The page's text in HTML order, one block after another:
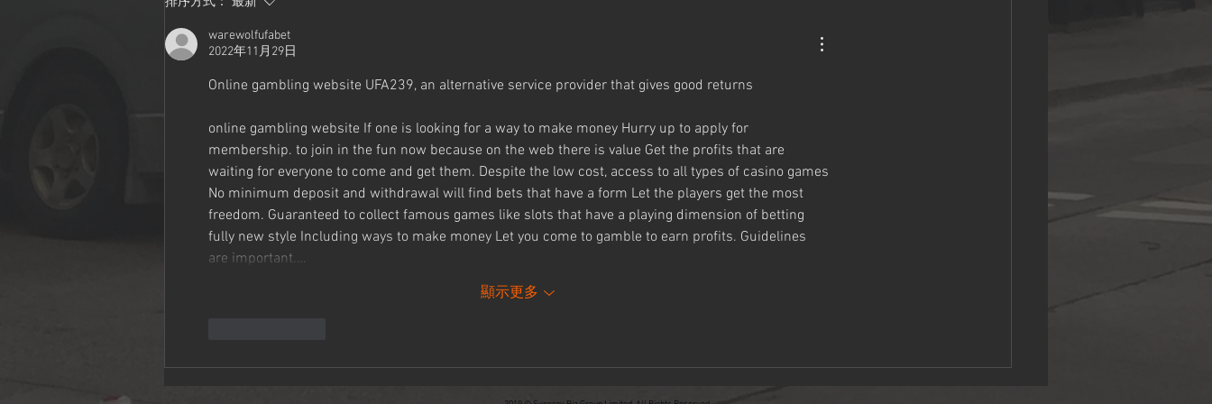
warewolfufabet
2022年11月29日
Online gambling website UFA239, an alternative service provider that gives good returns
online gambling website If one is looking for a way to make money Hurry up to apply for
membership. to join in the fun now because on the web there is value Get the profits that are
waiting for everyone to come and get them. Despite the low cost, access to all types of casino games
No minimum deposit and withdrawal will find bets that have a form Let the players get the most
freedom. Guaranteed to collect famous games like slots that have a playing dimension of betting
fully new style Including ways to make money Let you come to gamble to earn profits. Guidelines
are important.…
顯示更多